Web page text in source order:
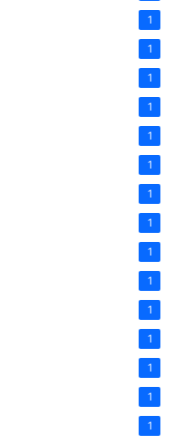
1
1
1
1
1
1
1
1
1
1
1
1
1
1
1